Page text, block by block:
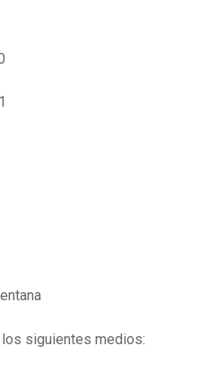
siguientes medios: